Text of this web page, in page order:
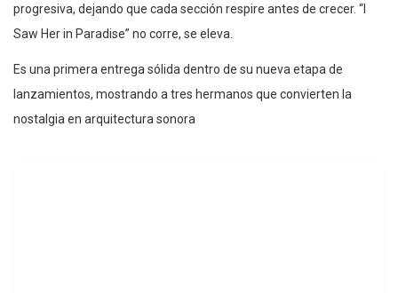
progresiva, dejando que cada sección respire antes de crecer. “I
Saw Her in Paradise” no corre, se eleva.
Es una primera entrega sólida dentro de su nueva etapa de
lanzamientos, mostrando a tres hermanos que convierten la
nostalgia en arquitectura sonora